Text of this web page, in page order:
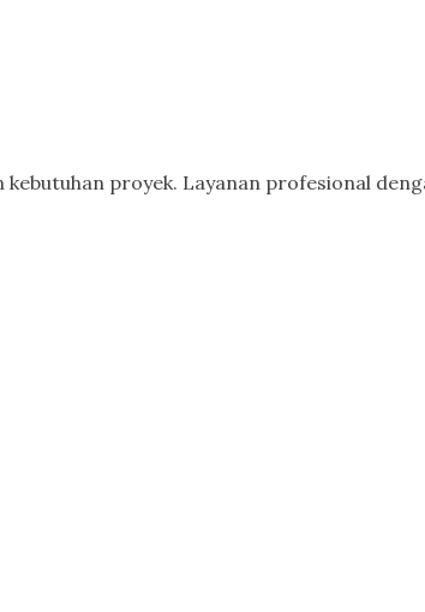
proyek. Layanan profesional